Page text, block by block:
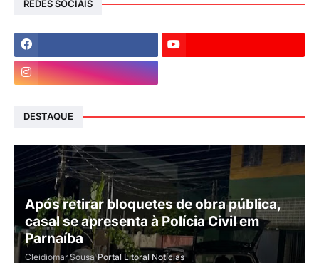
REDES SOCIAIS
DESTAQUE
Após retirar bloquetes de obra pública,
casal se apresenta à Polícia Civil em
Parnaíba
Cleidiomar Sousa Portal Litoral Notícias